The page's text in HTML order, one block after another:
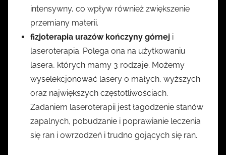
intensywny, co wpływ również zwiększenie
przemiany materii.
fizjoterapia urazów kończyny górnej i
laseroterapia. Polega ona na użytkowaniu
lasera, których mamy 3 rodzaje. Możemy
wyselekcjonować lasery o małych, wyższych
oraz największych częstotliwościach.
Zadaniem laseroterapii jest łagodzenie stanów
zapalnych, pobudzanie i poprawianie leczenia
się ran i owrzodzeń i trudno gojących się ran.